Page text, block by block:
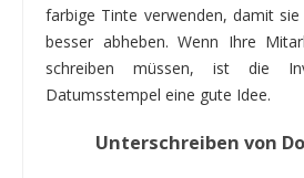
farbige Tinte verwenden, damit
besser abheben. Wenn Ihre
schreiben müssen, ist die
Datumsstempel eine gute Idee.
Unterschreiben von